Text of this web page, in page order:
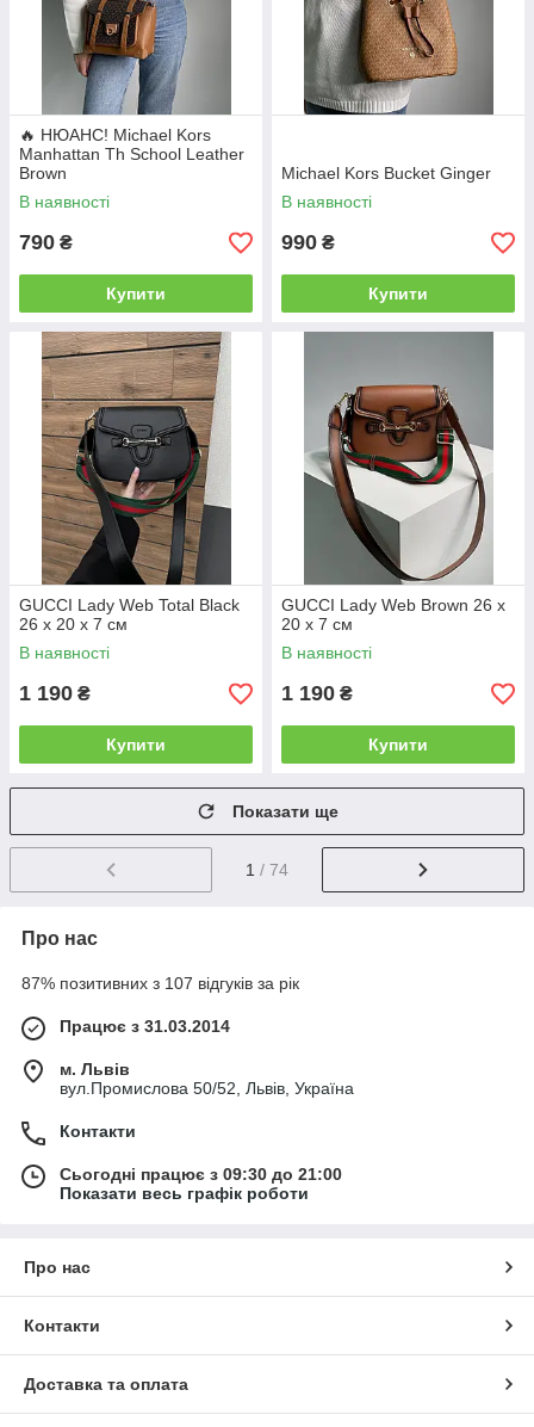
🔥 НЮАНС! Michael Kors
Manhattan Th School Leather
Brown
В наявності
790 ₴
Купити
Michael Kors Bucket Ginger
В наявності
990 ₴
Купити
GUCCI Lady Web Total Black
26 х 20 х 7 см
В наявності
1 190 ₴
Купити
GUCCI Lady Web Brown 26 х
20 х 7 см
В наявності
1 190 ₴
Купити
Показати ще
1 / 74
Про нас
87% позитивних з 107 відгуків за рік
Працює з 31.03.2014
м. Львів
вул.Промислова 50/52, Львів, Україна
Контакти
Сьогодні працює з 09:30 до 21:00
Показати весь графік роботи
Про нас
Контакти
Доставка та оплата